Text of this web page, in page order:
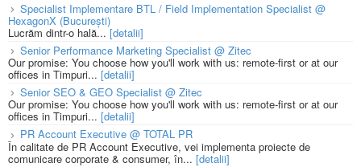
Specialist Implementare BTL / Field Implementation Specialist @
HexagonX (București)
Lucrăm dintr-o hală... [detalii]
Senior Performance Marketing Specialist @ Zitec
Our promise: You choose how you'll work with us: remote-first or at our
offices in Timpuri... [detalii]
Senior SEO & GEO Specialist @ Zitec
Our promise: You choose how you'll work with us: remote-first or at our
offices in Timpuri... [detalii]
PR Account Executive @ TOTAL PR
În calitate de PR Account Executive, vei implementa proiecte de
comunicare corporate & consumer, în... [detalii]